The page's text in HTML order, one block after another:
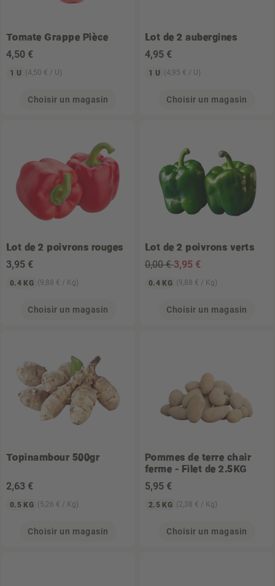
Tomate Grappe Pièce
4,50 €
1 U (4,50 € / U)
Choisir un magasin
Lot de 2 aubergines
4,95 €
1 U (4,95 € / U)
Choisir un magasin
Lot de 2 poivrons rouges
3,95 €
0.4 KG (9,88 € / Kg)
Choisir un magasin
Lot de 2 poivrons verts
0,00 €3,95 €
0.4 KG (9,88 € / Kg)
Choisir un magasin
Topinambour 500gr
2,63 €
0.5 KG (5,26 € / Kg)
Choisir un magasin
Pommes de terre chair
ferme - Filet de 2.5KG
5,95 €
2.5 KG (2,38 € / Kg)
Choisir un magasin